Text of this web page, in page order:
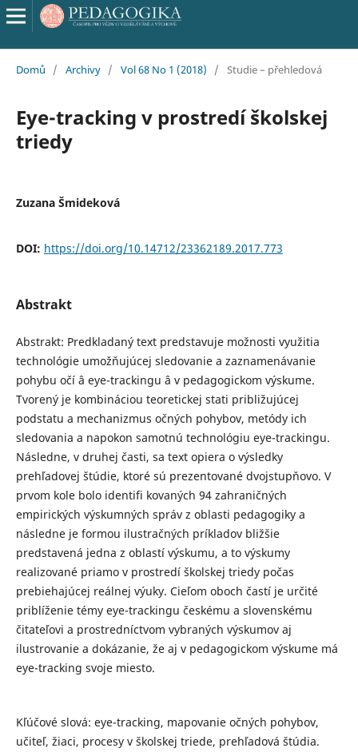
Domů / Archivy / Vol 68 No 1 (2018) / Studie – přehledová
Eye-tracking v prostredí školskej
triedy
Zuzana Šmideková
DOI: https://doi.org/10.14712/23362189.2017.773
Abstrakt
Abstrakt: Predkladaný text predstavuje možnosti využitia
technológie umožňujúcej sledovanie a zaznamenávanie
pohybu očí â eye-trackingu â v pedagogickom výskume.
Tvorený je kombináciou teoretickej stati približujúcej
podstatu a mechanizmus očných pohybov, metódy ich
sledovania a napokon samotnú technológiu eye-trackingu.
Následne, v druhej časti, sa text opiera o výsledky
prehľadovej štúdie, ktoré sú prezentované dvojstupňovo. V
prvom kole bolo identifi kovaných 94 zahraničných
empirických výskumných správ z oblasti pedagogiky a
následne je formou ilustračných príkladov bližšie
predstavená jedna z oblastí výskumu, a to výskumy
realizované priamo v prostredí školskej triedy počas
prebiehajúcej reálnej výuky. Cieľom oboch častí je určité
priblíženie témy eye-trackingu českému a slovenskému
čitateľovi a prostredníctvom vybraných výskumov aj
ilustrovanie a dokázanie, že aj v pedagogickom výskume má
eye-tracking svoje miesto.
Kľúčové slová: eye-tracking, mapovanie očných pohybov,
učiteľ, žiaci, procesy v školskej triede, prehľadová štúdia.